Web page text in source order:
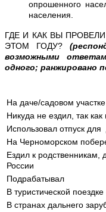
опрошенного
населения.
ГДЕ И КАК ВЫ
ЭТОМ ГОДУ?
возможными
одного; ранжировано
На даче/садовом участке
Никуда не ездил, так
Использовал отпуск
На Черноморском
Ездил к родственникам,
России
Подрабатывал
В туристической
В странах дальнего